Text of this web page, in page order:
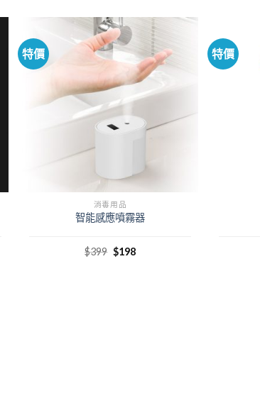
特價
消毒用品
智能感應噴霧器
$399 $198
特價